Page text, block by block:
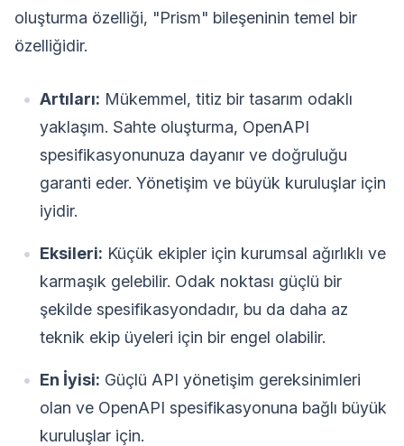
oluşturma özelliği, "Prism" bileşeninin temel bir
özelliğidir.
Artıları: Mükemmel, titiz bir tasarım odaklı
yaklaşım. Sahte oluşturma, OpenAPI
spesifikasyonunuza dayanır ve doğruluğu
garanti eder. Yönetişim ve büyük kuruluşlar için
iyidir.
Eksileri: Küçük ekipler için kurumsal ağırlıklı ve
karmaşık gelebilir. Odak noktası güçlü bir
şekilde spesifikasyondadır, bu da daha az
teknik ekip üyeleri için bir engel olabilir.
En İyisi: Güçlü API yönetişim gereksinimleri
olan ve OpenAPI spesifikasyonuna bağlı büyük
kuruluşlar için.